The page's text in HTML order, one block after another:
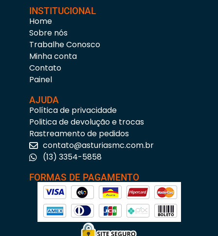
INSTITUCIONAL
Home
Sobre nós
Trabalhe Conosco
Minha conta
Contato
Painel
AJUDA
Política de privacidade
Politica de devolução e trocas
Rastreamento de pedidos
contato@asturiasmc.com.br
(13) 3354-5858
FORMAS DE PAGAMENTO